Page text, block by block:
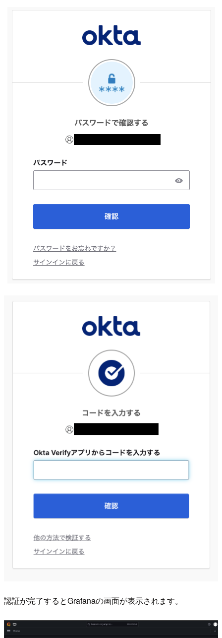
認証が完了するとGrafanaの画面が表示されます。